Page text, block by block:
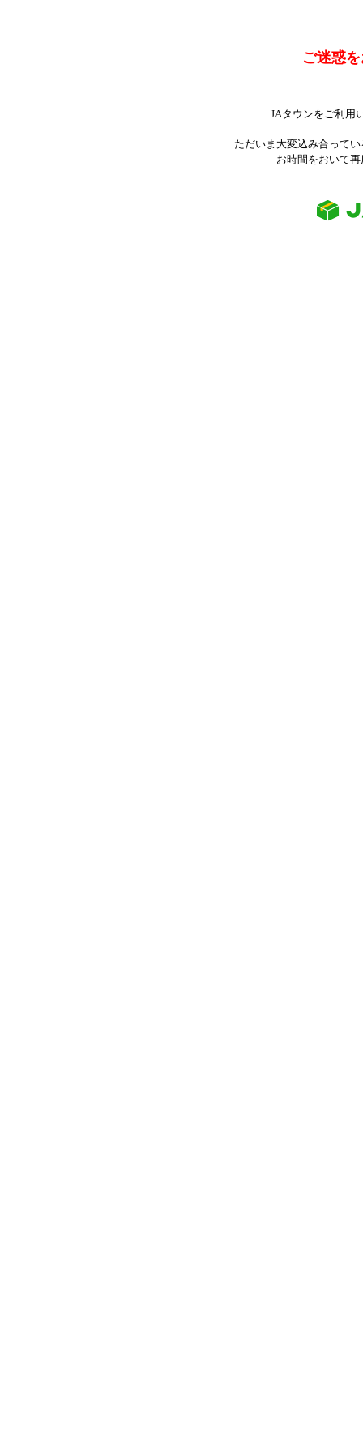
ご迷惑
JAタウンをご利用
ただいま大変込み合って
お時間をおいて